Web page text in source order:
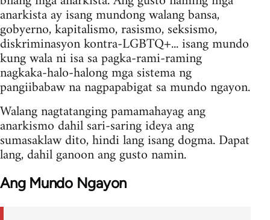
anarkista ay isang mundong walang bansa,
gobyerno, kapitalismo, rasismo, seksismo,
diskriminasyon kontra-LGBTQ+... isang mundo
kung wala ni isa sa pagka-rami-raming
nagkaka-halo-halong mga sistema ng
pangiibabaw na nagpapabigat sa mundo ngayon.
Walang nagtatanging pamamahayag ang
anarkismo dahil sari-saring ideya ang
sumasaklaw dito, hindi lang isang dogma. Dapat
lang, dahil ganoon ang gusto namin.
Ang Mundo Ngayon